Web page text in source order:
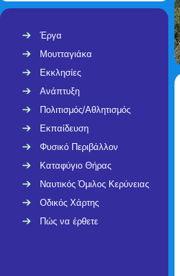
Έργα
Μουτταγιάκα
Εκκλησίες
Ανάπτυξη
Πολιτισμός/Αθλητισμός
Εκπαίδευση
Φυσικό Περιβάλλον
Καταφύγιο Θήρας
Ναυτικός Όμιλος Κερύνειας
Οδικός Χάρτης
Πώς να έρθετε